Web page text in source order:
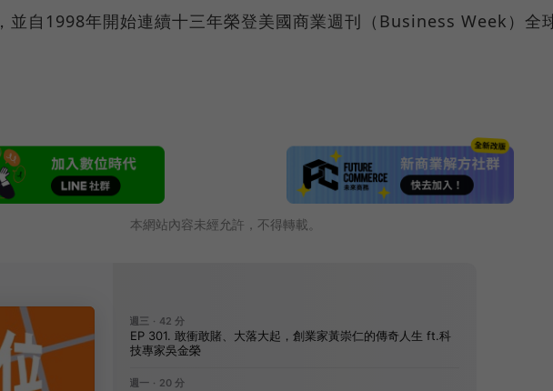
並自1998年開始連續十三年榮登美國商業週刊（Business Week）全
本網站內容未經允許，不得轉載。